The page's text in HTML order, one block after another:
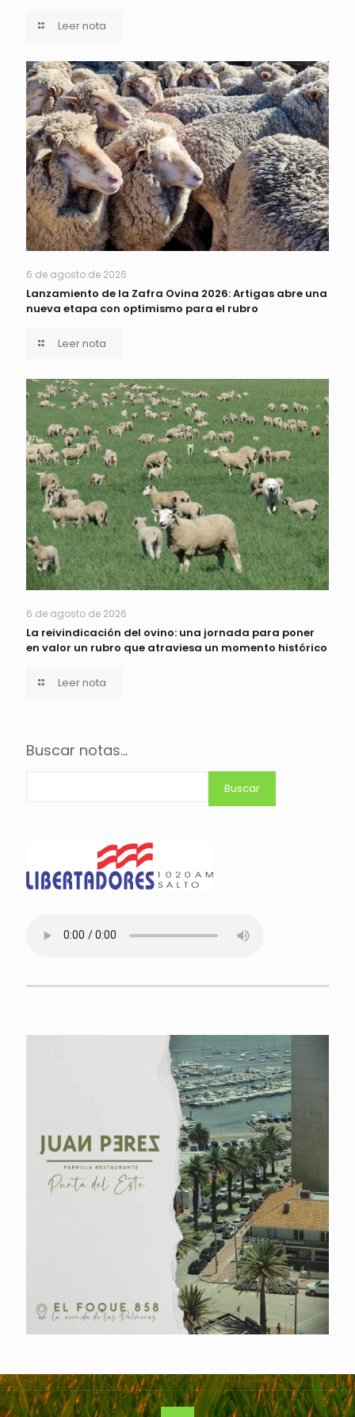
Leer nota
6 de agosto de 2026
Lanzamiento de la Zafra Ovina 2026: Artigas abre una
nueva etapa con optimismo para el rubro
Leer nota
6 de agosto de 2026
La reivindicación del ovino: una jornada para poner
en valor un rubro que atraviesa un momento histórico
Leer nota
Buscar notas...
Buscar